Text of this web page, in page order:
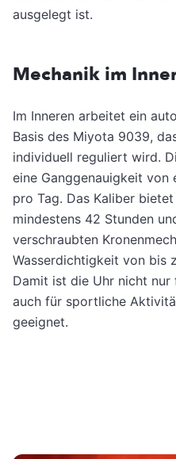
ausgelegt ist.
Mechanik im
Im Inneren arbeitet ein
Basis des Miyota 9039,
individuell reguliert wird.
eine Ganggenauigkeit von
pro Tag. Das Kaliber
mindestens 42 Stunden
verschraubten
Wasserdichtigkeit von bis
Damit ist die Uhr nicht
auch für sportliche
geeignet.